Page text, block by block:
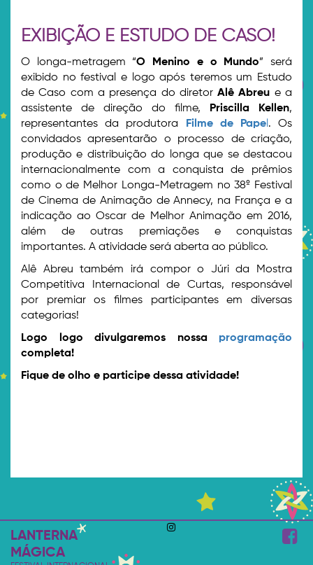
EXIBIÇÃO E ESTUDO DE CASO!
O longa-metragem “O Menino e o Mundo” será
exibido no festival e logo após teremos um Estudo
de Caso com a presença do diretorAlê Abreu e a
assistente de direção do filme,
Priscilla Kellen,
representantes da produtora
Filme de Papel . Os
convidados apresentarão o processo de criação,
produção e distribuição do longa que se destacou
internacionalmente com a conquista de prêmios
como o de Melhor Longa-Metragem no 38º Festival
de Cinema de Animação de Annecy, na França e a
indicação ao Oscar de Melhor Animação em 2016,
além de outras premiações e conquistas
importantes. A atividade será aberta ao público.
Alê Abreu também irá compor o Júri da Mostra
Competitiva Internacional de Curtas, responsável
por premiar os filmes participantes em diversas
categorias!
Logo logo divulgaremos nossa programação
completa!
Fique de olho e participe dessa atividade!
LANTERNA
MÁGICA